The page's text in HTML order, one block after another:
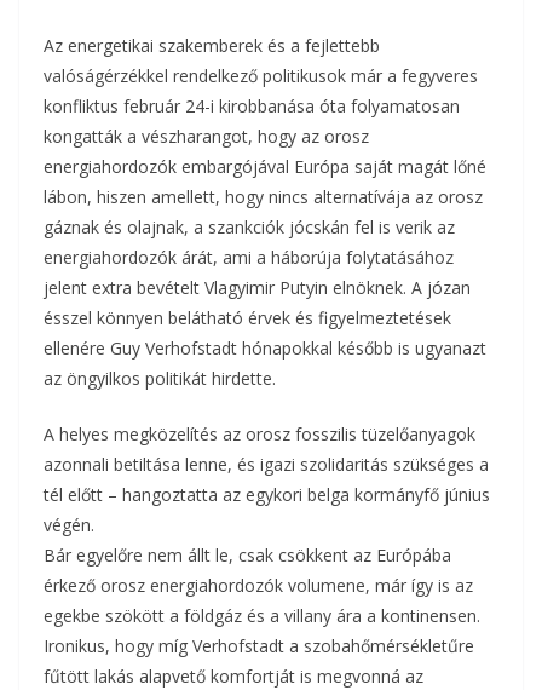
Az energetikai szakemberek és a fejlettebb
valóságérzékkel rendelkező politikusok már a fegyveres
konfliktus február 24-i kirobbanása óta folyamatosan
kongatták a vészharangot, hogy az orosz
energiahordozók embargójával Európa saját magát lőné
lábon, hiszen amellett, hogy nincs alternatívája az orosz
gáznak és olajnak, a szankciók jócskán fel is verik az
energiahordozók árát, ami a háborúja folytatásához
jelent extra bevételt Vlagyimir Putyin elnöknek. A józan
ésszel könnyen belátható érvek és figyelmeztetések
ellenére Guy Verhofstadt hónapokkal később is ugyanazt
az öngyilkos politikát hirdette.
A helyes megközelítés az orosz fosszilis tüzelőanyagok
azonnali betiltása lenne, és igazi szolidaritás szükséges a
tél előtt – hangoztatta az egykori belga kormányfő június
végén.
Bár egyelőre nem állt le, csak csökkent az Európába
érkező orosz energiahordozók volumene, már így is az
egekbe szökött a földgáz és a villany ára a kontinensen.
Ironikus, hogy míg Verhofstadt a szobahőmérsékletűre
fűtött lakás alapvető komfortját is megvonná az